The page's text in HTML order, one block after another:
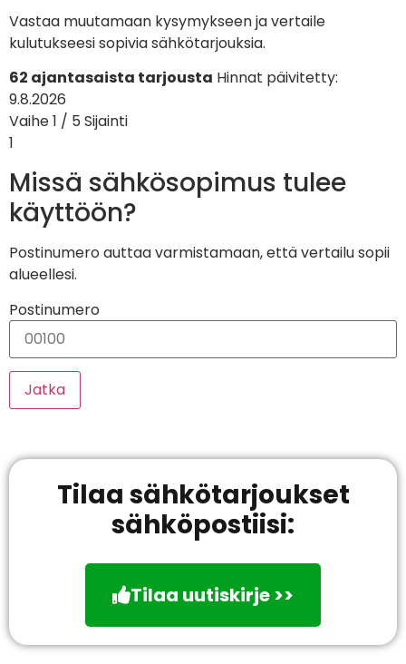
Vastaa muutamaan kysymykseen ja vertaile
kulutukseesi sopivia sähkötarjouksia.
62 ajantasaista tarjousta Hinnat päivitetty:
9.8.2026
Vaihe 1 / 5 Sijainti
1
Missä sähkösopimus tulee
käyttöön?
Postinumero auttaa varmistamaan, että vertailu sopii
alueellesi.
Postinumero
Jatka
Tilaa sähkötarjoukset
sähköpostiisi:
Tilaa uutiskirje >>